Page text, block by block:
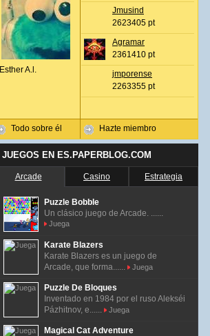
Esther A.l.
Todo sobre él
Jmusind
2623405 pt
Agramar
2361410 pt
jmporense
2263355 pt
Hazte miembro
JUEGOS EN ES.PAPERBLOG.COM
Arcade Casino Estrategia
Puzzle Bobble
Un clásico juego de Arcade. ......
Juega
Karate Blazers
Karate Blazers es un juego de
Arcade, que forma......
Juega
Puzzle De Bloques
Inventado en 1984 por el ruso Alekséi
Pázhitnov, e......
Juega
Magical Cat Adventure